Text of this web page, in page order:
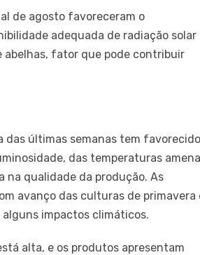
de agosto favoreceram o
adequada de radiação solar
abelhas, fator que pode contribuir
das últimas semanas tem
das temperaturas
na qualidade da produção. As
avanço das culturas de primavera
impactos climáticos.
alta, e os produtos apresentam